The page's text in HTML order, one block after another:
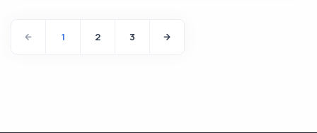
1 2 3